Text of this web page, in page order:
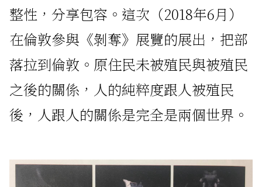
整性，分享包容。這次（2018年6月）
在倫敦參與《剝奪》展覽的展出，把部
落拉到倫敦。原住民未被殖民與被殖民
之後的關係，人的純粹度跟人被殖民
後，人跟人的關係是完全是兩個世界。